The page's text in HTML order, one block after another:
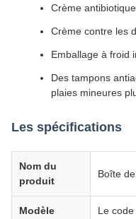
Crème antibiotique
Crème contre les
Emballage à froid
Des tampons
plaies mineures
Les spécifications
Nom du
produit
Boîte
Modèle Le